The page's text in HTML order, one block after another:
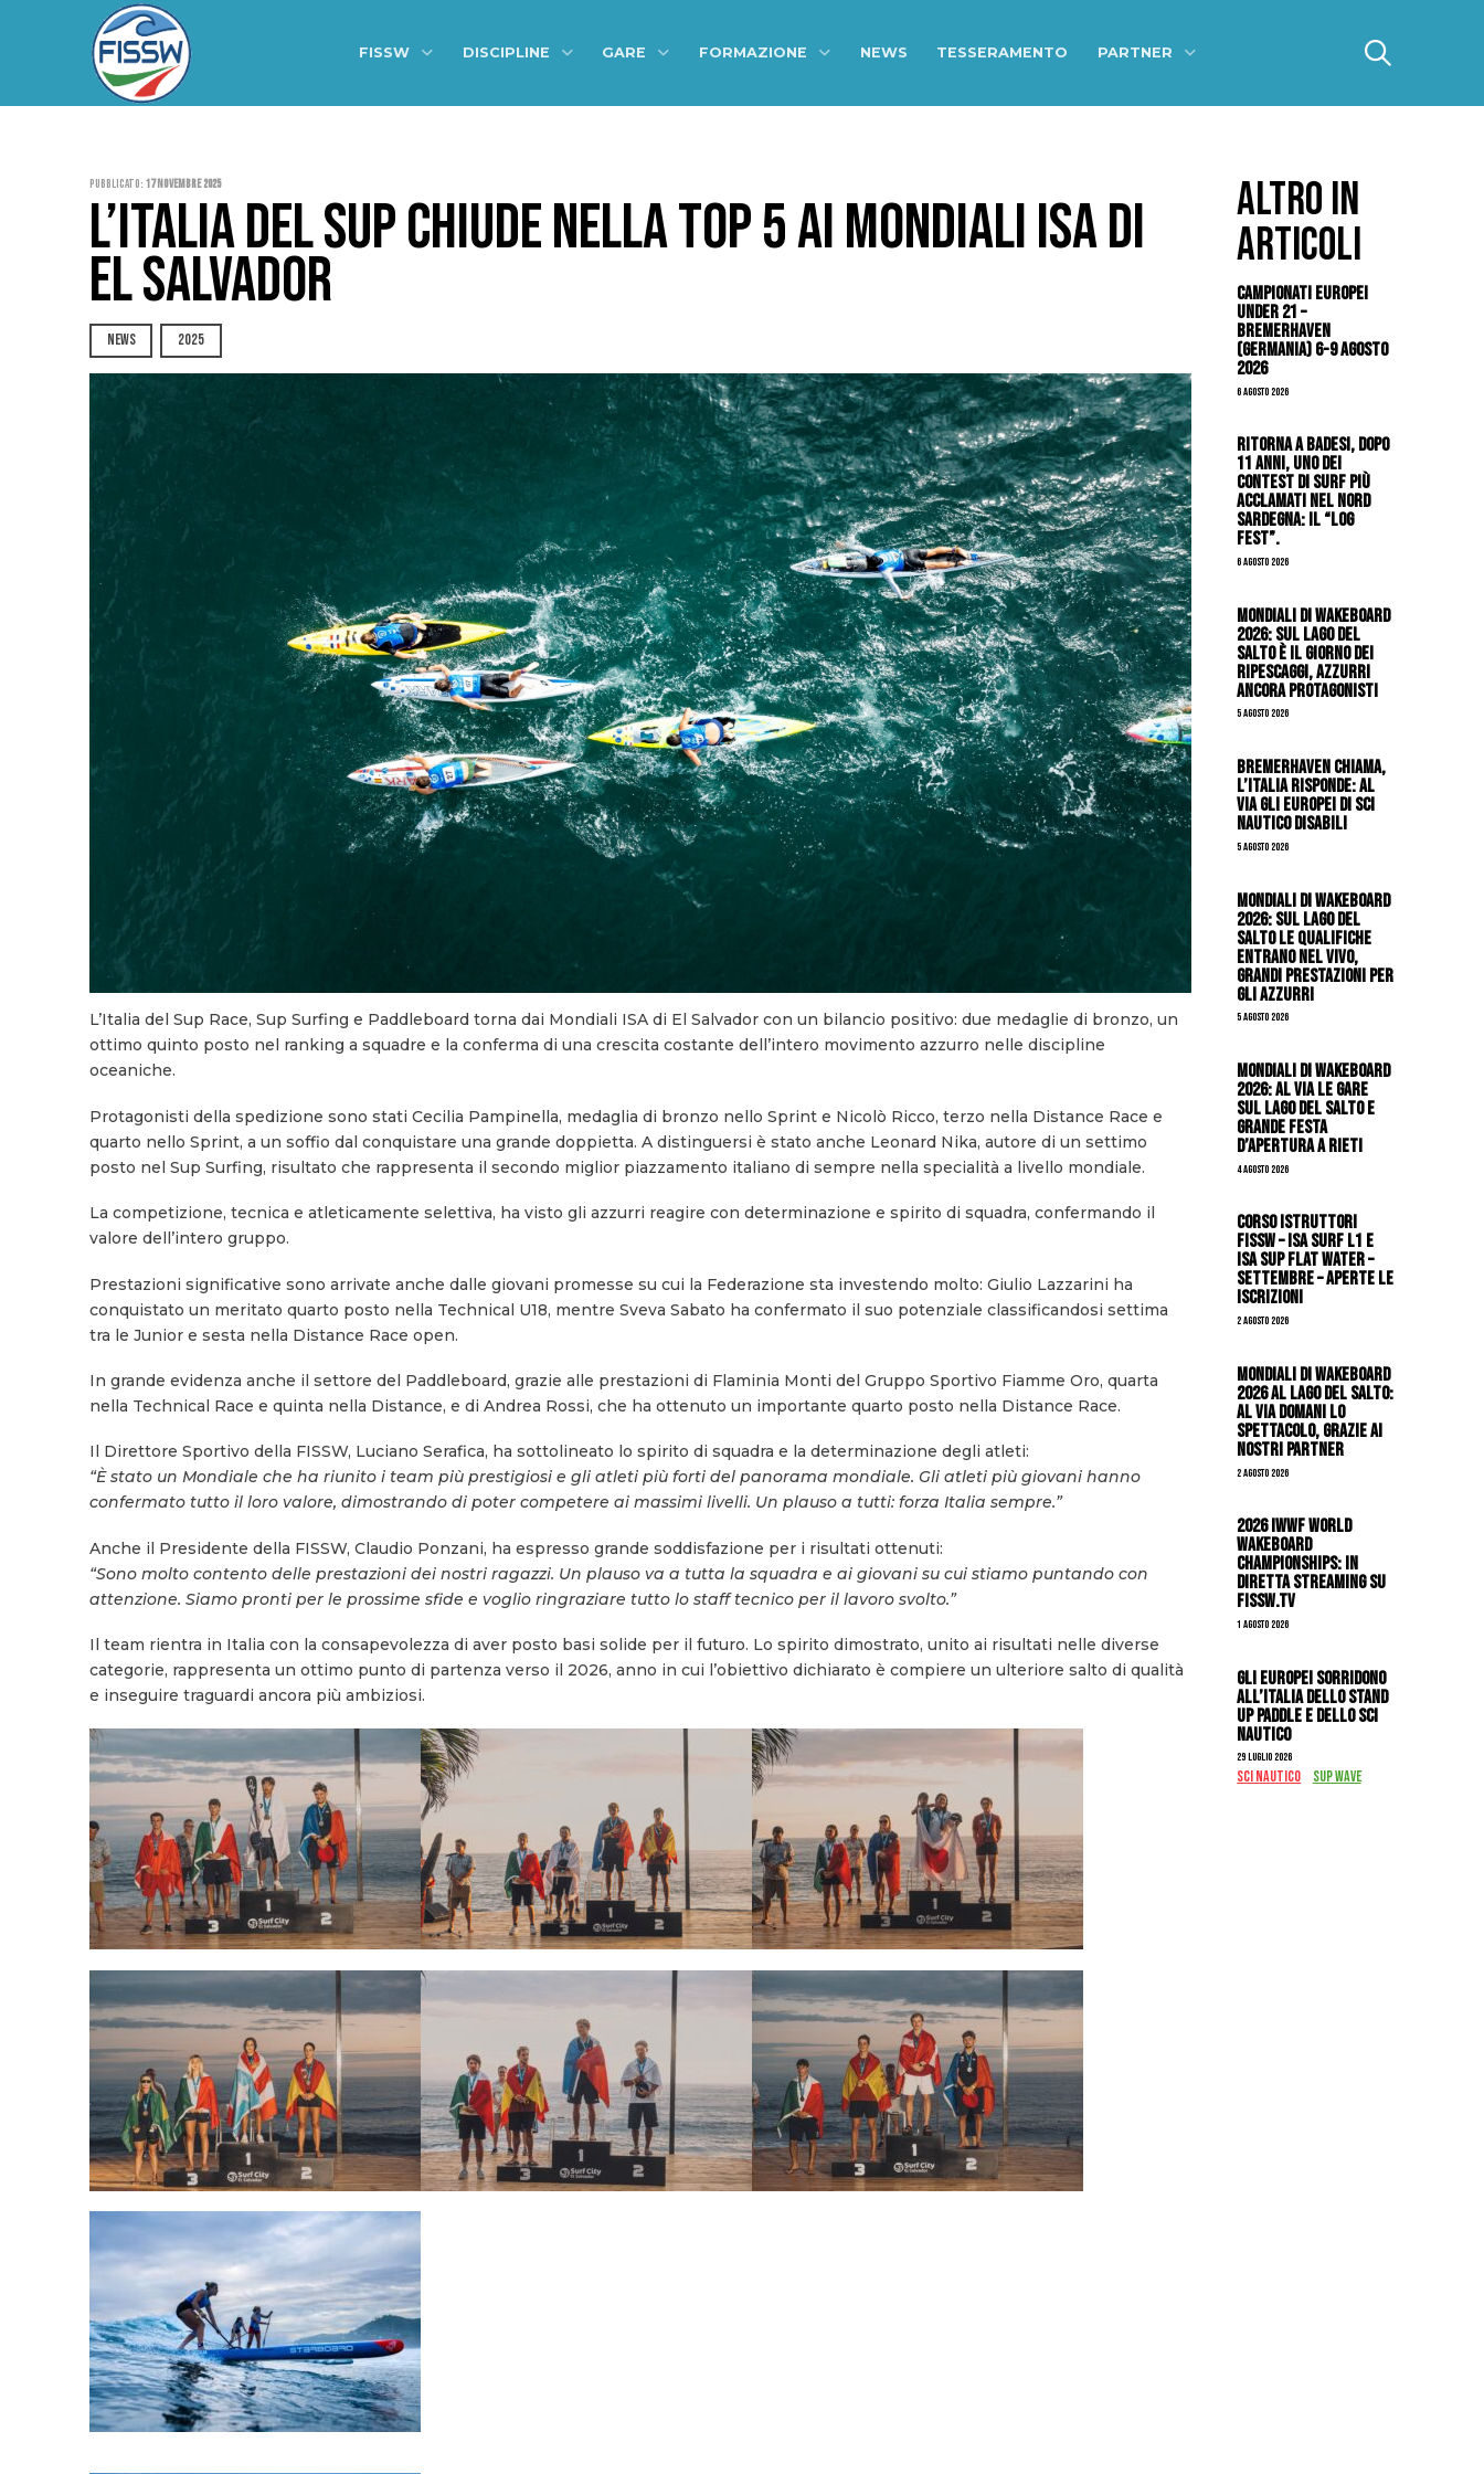
FISSW DISCIPLINE GARE FORMAZIONE NEWS TESSERAMENTO PARTNER
Pubblicato: 17 Novembre 2025
L’ITALIA DEL SUP CHIUDE NELLA TOP 5 AI MONDIALI ISA DI
EL SALVADOR
NEWS 2025
L’Italia del Sup Race, Sup Surfing e Paddleboard torna dai Mondiali ISA di El Salvador con un bilancio positivo: due medaglie di bronzo, un
ottimo quinto posto nel ranking a squadre e la conferma di una crescita costante dell’intero movimento azzurro nelle discipline
oceaniche.
Protagonisti della spedizione sono stati Cecilia Pampinella, medaglia di bronzo nello Sprint e Nicolò Ricco, terzo nella Distance Race e
quarto nello Sprint, a un soffio dal conquistare una grande doppietta. A distinguersi è stato anche Leonard Nika, autore di un settimo
posto nel Sup Surfing, risultato che rappresenta il secondo miglior piazzamento italiano di sempre nella specialità a livello mondiale.
La competizione, tecnica e atleticamente selettiva, ha visto gli azzurri reagire con determinazione e spirito di squadra, confermando il
valore dell’intero gruppo.
Prestazioni significative sono arrivate anche dalle giovani promesse su cui la Federazione sta investendo molto: Giulio Lazzarini ha
conquistato un meritato quarto posto nella Technical U18, mentre Sveva Sabato ha confermato il suo potenziale classificandosi settima
tra le Junior e sesta nella Distance Race open.
In grande evidenza anche il settore del Paddleboard, grazie alle prestazioni di Flaminia Monti del Gruppo Sportivo Fiamme Oro, quarta
nella Technical Race e quinta nella Distance, e di Andrea Rossi, che ha ottenuto un importante quarto posto nella Distance Race.
Il Direttore Sportivo della FISSW, Luciano Serafica, ha sottolineato lo spirito di squadra e la determinazione degli atleti:
“È stato un Mondiale che ha riunito i team più prestigiosi e gli atleti più forti del panorama mondiale. Gli atleti più giovani hanno
confermato tutto il loro valore, dimostrando di poter competere ai massimi livelli. Un plauso a tutti: forza Italia sempre.”
Anche il Presidente della FISSW, Claudio Ponzani, ha espresso grande soddisfazione per i risultati ottenuti:
“Sono molto contento delle prestazioni dei nostri ragazzi. Un plauso va a tutta la squadra e ai giovani su cui stiamo puntando con
attenzione. Siamo pronti per le prossime sfide e voglio ringraziare tutto lo staff tecnico per il lavoro svolto.”
Il team rientra in Italia con la consapevolezza di aver posto basi solide per il futuro. Lo spirito dimostrato, unito ai risultati nelle diverse
categorie, rappresenta un ottimo punto di partenza verso il 2026, anno in cui l’obiettivo dichiarato è compiere un ulteriore salto di qualità
e inseguire traguardi ancora più ambiziosi.
ALTRO IN
ARTICOLI
Campionati Europei
Under 21 –
Bremerhaven
(Germania) 6-9 agosto
2026
6 Agosto 2026
Ritorna a Badesi, dopo
11 anni, uno dei
contest di surf più
acclamati nel nord
Sardegna: il “Log
Fest”.
6 Agosto 2026
Mondiali di Wakeboard
2026: sul Lago del
Salto è il giorno dei
ripescaggi, azzurri
ancora protagonisti
5 Agosto 2026
Bremerhaven chiama,
l’Italia risponde: al
via gli Europei di Sci
Nautico Disabili
5 Agosto 2026
Mondiali di Wakeboard
2026: sul Lago del
Salto le qualifiche
entrano nel vivo,
grandi prestazioni per
gli azzurri
5 Agosto 2026
Mondiali di Wakeboard
2026: al via le gare
sul Lago del Salto e
grande festa
d’apertura a Rieti
4 Agosto 2026
CORSO ISTRUTTORI
FISSW – ISA SURF L1 e
ISA SUP Flat Water –
SETTEMBRE – APERTE LE
ISCRIZIONI
2 Agosto 2026
Mondiali di Wakeboard
2026 al Lago del Salto:
al via domani lo
spettacolo, grazie ai
nostri Partner
2 Agosto 2026
2026 IWWF WORLD
WAKEBOARD
CHAMPIONSHIPS: IN
DIRETTA STREAMING SU
FISSW.TV
1 Agosto 2026
Gli Europei sorridono
all’Italia dello stand
up paddle e dello sci
nautico
29 Luglio 2026
SCI NAUTICO SUP WAVE